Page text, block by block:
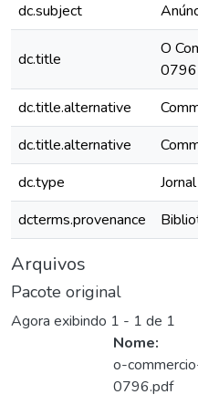
dc.subject
dc.title
O
0796
dc.title.alternative
dc.title.alternative
dc.type
Jornal
dcterms.provenance
Arquivos
Pacote original
Agora exibindo 1 - 1 de 1
Nome:
o-
0796.pdf